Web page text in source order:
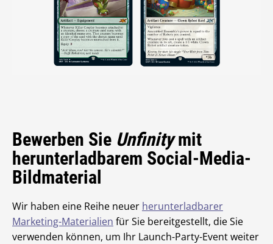
Bewerben Sie Unfinitymit
herunterladbarem Social-Media-
Bildmaterial
Wir haben eine Reihe neuer herunterladbarer
Marketing-Materialien für Sie bereitgestellt, die Sie
verwenden können, um Ihr Launch-Party-Event weiter